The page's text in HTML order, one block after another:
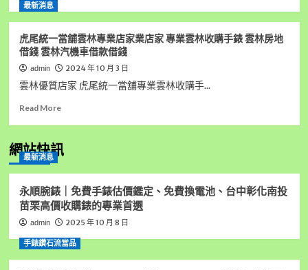
雲
林
農
地
借
首
選
一
舖,
雲
林
屋
借
最新消息
虎尾統一當舖雲林專業店家業店家 專業雲林收購手錶 雲林房地
借錢 雲林汽機車借款借錢
admin 2024 年 10 月 3 日
雲林優質店家 虎尾統一當舖專業雲林收購手...
Read MoreRead
虎
尾
統
一
當
舖
雲
林
專
業
網站快訊
最新消息
永順腕錶｜免費手錶估價鑑定、免費換電池、台中彰化南投
苗栗高價收購錶的專業首選
admin 2025 年 10 月 8 日
手錶鑽石流當品